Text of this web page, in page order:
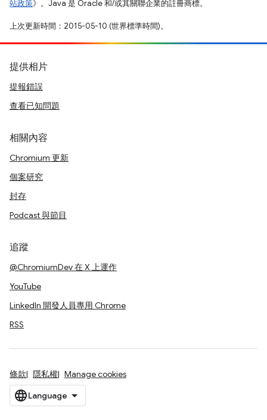
站政策》。Java 是 Oracle 和/或其關聯企業的註冊商標。
上次更新時間：2015-05-10 (世界標準時間)。
提供相片
提報錯誤
查看已知問題
相關內容
Chromium 更新
個案研究
封存
Podcast 與節目
追蹤
@ChromiumDev 在 X 上運作
YouTube
LinkedIn 開發人員專用 Chrome
RSS
條款 隱私權 Manage cookies